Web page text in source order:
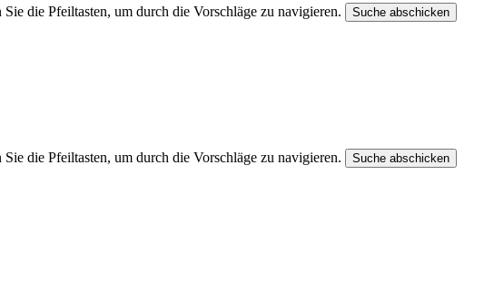
die Pfeiltasten, um durch die Vorschläge zu navigieren. Suche abschicken
die Pfeiltasten, um durch die Vorschläge zu navigieren. Suche abschicken